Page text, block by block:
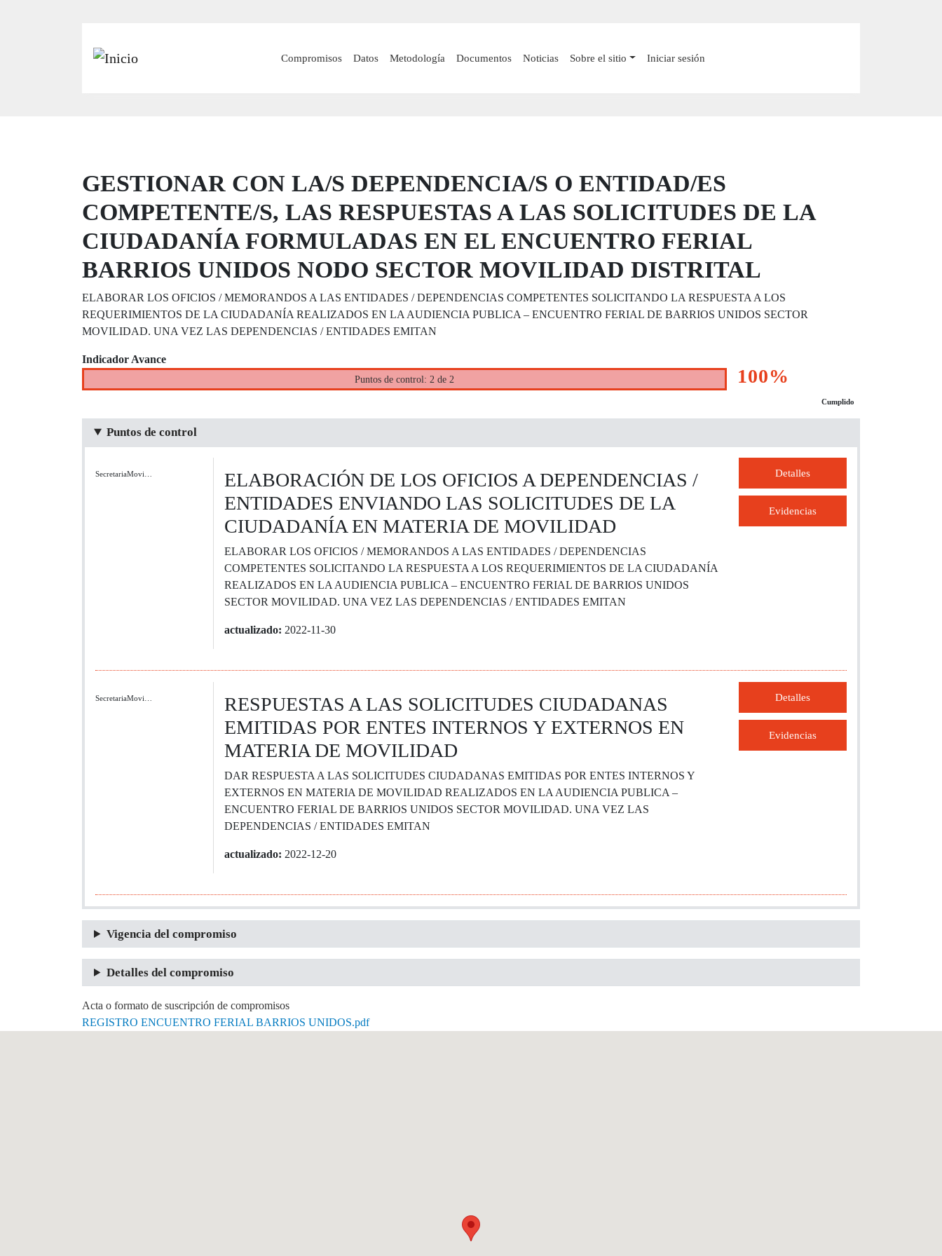
principal
Main navigation
Compromisos Datos Metodología Documentos Noticias Sobre el sitio Iniciar sesión
GESTIONAR CON LA/S DEPENDENCIA/S O ENTIDAD/ES
COMPETENTE/S, LAS RESPUESTAS A LAS SOLICITUDES DE LA
CIUDADANÍA FORMULADAS EN EL ENCUENTRO FERIAL
BARRIOS UNIDOS NODO SECTOR MOVILIDAD DISTRITAL
ELABORAR LOS OFICIOS / MEMORANDOS A LAS ENTIDADES / DEPENDENCIAS COMPETENTES SOLICITANDO LA RESPUESTA A LOS
REQUERIMIENTOS DE LA CIUDADANÍA REALIZADOS EN LA AUDIENCIA PUBLICA – ENCUENTRO FERIAL DE BARRIOS UNIDOS SECTOR
MOVILIDAD. UNA VEZ LAS DEPENDENCIAS / ENTIDADES EMITAN
Indicador Avance
Puntos de control: 2 de 2 100%
Cumplido
Puntos de control
SecretariaMovi…
ELABORACIÓN DE LOS OFICIOS A DEPENDENCIAS /
ENTIDADES ENVIANDO LAS SOLICITUDES DE LA
CIUDADANÍA EN MATERIA DE MOVILIDAD
ELABORAR LOS OFICIOS / MEMORANDOS A LAS ENTIDADES / DEPENDENCIAS
COMPETENTES SOLICITANDO LA RESPUESTA A LOS REQUERIMIENTOS DE LA CIUDADANÍA
REALIZADOS EN LA AUDIENCIA PUBLICA – ENCUENTRO FERIAL DE BARRIOS UNIDOS
SECTOR MOVILIDAD. UNA VEZ LAS DEPENDENCIAS / ENTIDADES EMITAN
actualizado: 2022-11-30
Detalles
Evidencias
SecretariaMovi…
RESPUESTAS A LAS SOLICITUDES CIUDADANAS
EMITIDAS POR ENTES INTERNOS Y EXTERNOS EN
MATERIA DE MOVILIDAD
DAR RESPUESTA A LAS SOLICITUDES CIUDADANAS EMITIDAS POR ENTES INTERNOS Y
EXTERNOS EN MATERIA DE MOVILIDAD REALIZADOS EN LA AUDIENCIA PUBLICA –
ENCUENTRO FERIAL DE BARRIOS UNIDOS SECTOR MOVILIDAD. UNA VEZ LAS
DEPENDENCIAS / ENTIDADES EMITAN
actualizado: 2022-12-20
Detalles
Evidencias
Vigencia del compromiso
Detalles del compromiso
Acta o formato de suscripción de compromisos
REGISTRO ENCUENTRO FERIAL BARRIOS UNIDOS.pdf